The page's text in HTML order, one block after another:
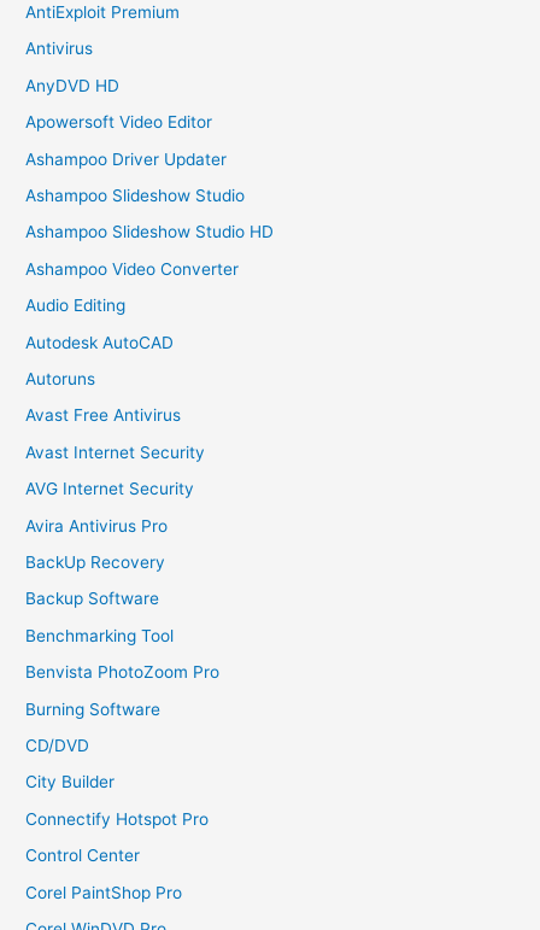
AntiExploit Premium
Antivirus
AnyDVD HD
Apowersoft Video Editor
Ashampoo Driver Updater
Ashampoo Slideshow Studio
Ashampoo Slideshow Studio HD
Ashampoo Video Converter
Audio Editing
Autodesk AutoCAD
Autoruns
Avast Free Antivirus
Avast Internet Security
AVG Internet Security
Avira Antivirus Pro
BackUp Recovery
Backup Software
Benchmarking Tool
Benvista PhotoZoom Pro
Burning Software
CD/DVD
City Builder
Connectify Hotspot Pro
Control Center
Corel PaintShop Pro